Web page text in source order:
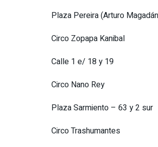
Plaza Pereira (Arturo
Circo Zopapa Kanibal
Calle 1 e/ 18 y 19
Circo Nano Rey
Plaza Sarmiento – 63 y 2 sur
Circo Trashumantes